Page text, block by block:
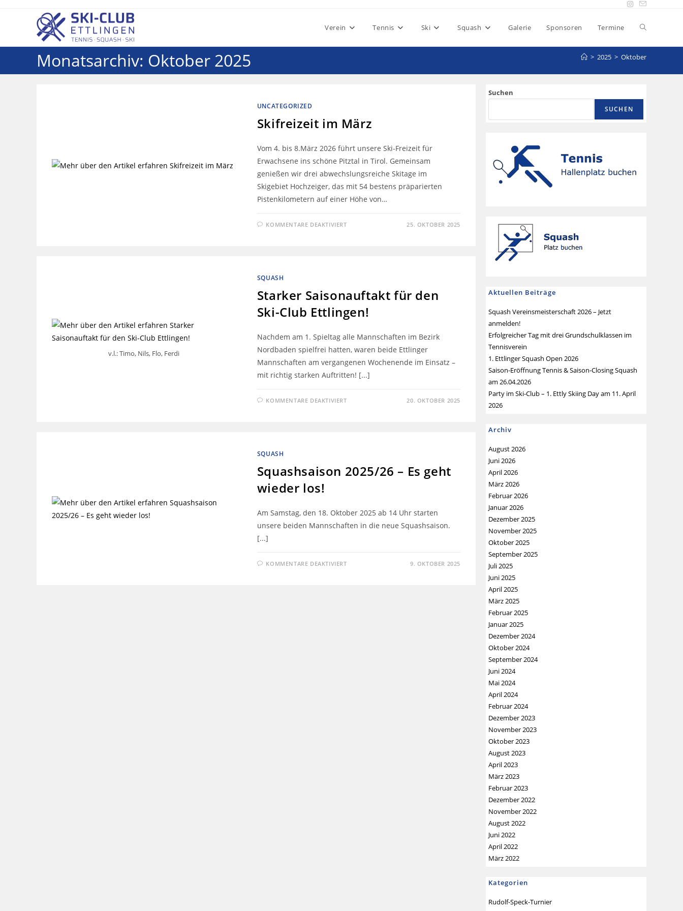
Verein Tennis Ski Squash Galerie Sponsoren Termine
Monatsarchiv: Oktober 2025 > 2025 > Oktober
UNCATEGORIZED
Skifreizeit im März
Vom 4. bis 8.März 2026 führt unsere Ski-Freizeit für
Erwachsene ins schöne Pitztal in Tirol. Gemeinsam
genießen wir drei abwechslungsreiche Skitage im
Skigebiet Hochzeiger, das mit 54 bestens präparierten
Pistenkilometern auf einer Höhe von…
KOMMENTARE DEAKTIVIERT 25. OKTOBER 2025
v.l.: Timo, Nils, Flo, Ferdi
SQUASH
Starker Saisonauftakt für den
Ski-Club Ettlingen!
Nachdem am 1. Spieltag alle Mannschaften im Bezirk
Nordbaden spielfrei hatten, waren beide Ettlinger
Mannschaften am vergangenen Wochenende im Einsatz –
mit richtig starken Auftritten! [...]
KOMMENTARE DEAKTIVIERT 20. OKTOBER 2025
SQUASH
Squashsaison 2025/26 – Es geht
wieder los!
Am Samstag, den 18. Oktober 2025 ab 14 Uhr starten
unsere beiden Mannschaften in die neue Squashsaison.
[...]
KOMMENTARE DEAKTIVIERT 9. OKTOBER 2025
Suchen
SUCHEN
Aktuellen Beiträge
Squash Vereinsmeisterschaft 2026 – Jetzt
anmelden!
Erfolgreicher Tag mit drei Grundschulklassen im
Tennisverein
1. Ettlinger Squash Open 2026
Saison-Eröffnung Tennis & Saison-Closing Squash
am 26.04.2026
Party im Ski-Club – 1. Ettly Skiing Day am 11. April
2026
Archiv
August 2026
Juni 2026
April 2026
März 2026
Februar 2026
Januar 2026
Dezember 2025
November 2025
Oktober 2025
September 2025
Juli 2025
Juni 2025
April 2025
März 2025
Februar 2025
Januar 2025
Dezember 2024
Oktober 2024
September 2024
Juni 2024
Mai 2024
April 2024
Februar 2024
Dezember 2023
November 2023
Oktober 2023
August 2023
April 2023
März 2023
Februar 2023
Dezember 2022
November 2022
August 2022
Juni 2022
April 2022
März 2022
Kategorien
Rudolf-Speck-Turnier